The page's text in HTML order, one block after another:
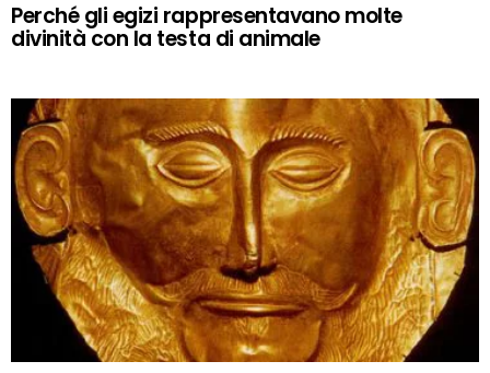
Perché gli egizi rappresentavano molte
divinità con la testa di animale